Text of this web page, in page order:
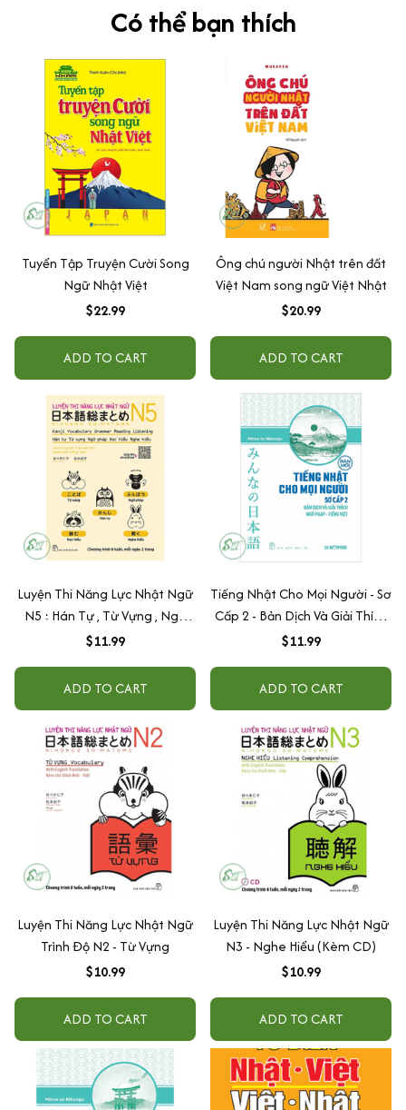
Có thể bạn thích
Tuyển Tập Truyện Cười Song
Ngữ Nhật Việt
$22.99
ADD TO CART
Ông chú người Nhật trên đất
Việt Nam song ngữ Việt Nhật
$20.99
ADD TO CART
Luyện Thi Năng Lực Nhật Ngữ
N5 : Hán Tự , Từ Vựng , Ngữ
Pháp , Đọc Hiểu , Nghe Hiểu
$11.99
ADD TO CART
Tiếng Nhật Cho Mọi Người - Sơ
Cấp 2 - Bản Dịch Và Giải Thích
Ngữ Pháp - Tiếng Việt (Bản
$11.99
ADD TO CART
Luyện Thi Năng Lực Nhật Ngữ
Trình Độ N2 - Từ Vựng
$10.99
ADD TO CART
Luyện Thi Năng Lực Nhật Ngữ
N3 - Nghe Hiểu (Kèm CD)
$10.99
ADD TO CART